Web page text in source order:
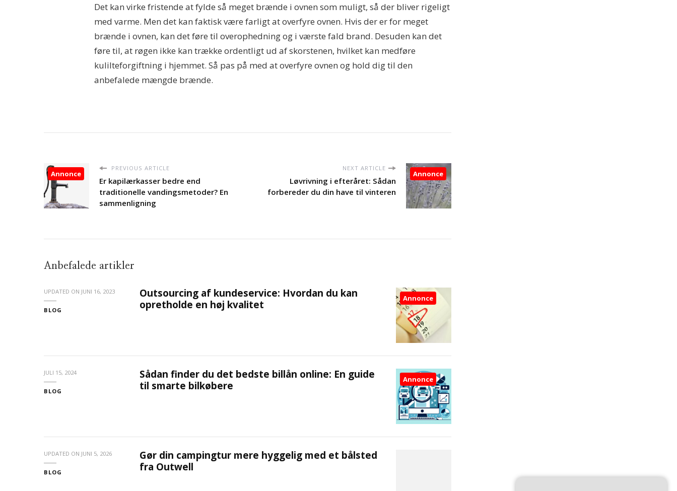
Det kan virke fristende at fylde så meget brænde i ovnen som muligt, så der bliver rigeligt
med varme. Men det kan faktisk være farligt at overfyre ovnen. Hvis der er for meget
brænde i ovnen, kan det føre til overophedning og i værste fald brand. Desuden kan det
føre til, at røgen ikke kan trække ordentligt ud af skorstenen, hvilket kan medføre
kulilteforgiftning i hjemmet. Så pas på med at overfyre ovnen og hold dig til den
anbefalede mængde brænde.
PREVIOUS ARTICLE
Er kapilærkasser bedre end
traditionelle vandingsmetoder? En
sammenligning
Annonce
NEXT ARTICLE
Løvrivning i efteråret: Sådan
forbereder du din have til vinteren
Annonce
Anbefalede artikler
UPDATED ON JUNI 16, 2023
BLOG
Outsourcing af kundeservice: Hvordan du kan
opretholde en høj kvalitet
Annonce
JULI 15, 2024
BLOG
Sådan finder du det bedste billån online: En guide
til smarte bilkøbere
Annonce
UPDATED ON JUNI 5, 2026
BLOG
Gør din campingtur mere hyggelig med et bålsted
fra Outwell